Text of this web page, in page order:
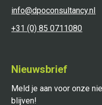
info@dpoconsultancy.nl
+31 (0) 85 0711080
Nieuwsbrief
Meld je aan voor onze
blijven!